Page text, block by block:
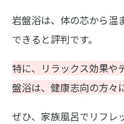
岩盤浴は、体の芯から温
できると評判です。
特に、リラックス効果や
盤浴は、健康志向の方々
ぜひ、家族風呂でリフレ